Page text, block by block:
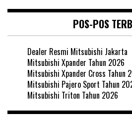
POS-POS
Dealer Resmi Mitsubishi Jakarta
Mitsubishi Xpander Tahun 2026
Mitsubishi Xpander Cross Tahun
Mitsubishi Pajero Sport Tahun
Mitsubishi Triton Tahun 2026